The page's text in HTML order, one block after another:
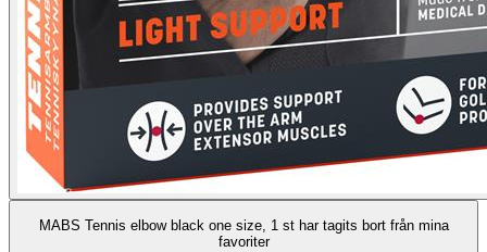
MABS Tennis elbow black one size, 1 st har tagits bort från mina
favoriter